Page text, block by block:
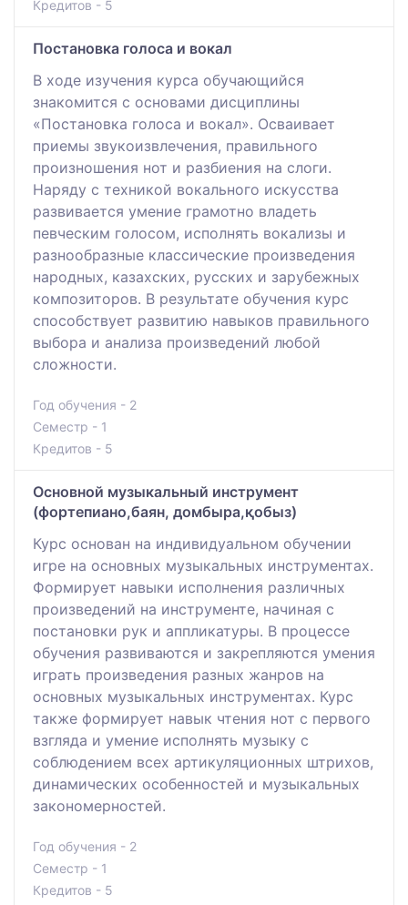
Кредитов - 5
Постановка голоса и вокал
В ходе изучения курса обучающийся
знакомится с основами дисциплины
«Постановка голоса и вокал». Осваивает
приемы звукоизвлечения, правильного
произношения нот и разбиения на слоги.
Наряду с техникой вокального искусства
развивается умение грамотно владеть
певческим голосом, исполнять вокализы и
разнообразные классические произведения
народных, казахских, русских и зарубежных
композиторов. В результате обучения курс
способствует развитию навыков правильного
выбора и анализа произведений любой
сложности.
Год обучения - 2
Семестр - 1
Кредитов - 5
Основной музыкальный инструмент
(фортепиано,баян, домбыра,қобыз)
Курс основан на индивидуальном обучении
игре на основных музыкальных инструментах.
Формирует навыки исполнения различных
произведений на инструменте, начиная с
постановки рук и аппликатуры. В процессе
обучения развиваются и закрепляются умения
играть произведения разных жанров на
основных музыкальных инструментах. Курс
также формирует навык чтения нот с первого
взгляда и умение исполнять музыку с
соблюдением всех артикуляционных штрихов,
динамических особенностей и музыкальных
закономерностей.
Год обучения - 2
Семестр - 1
Кредитов - 5